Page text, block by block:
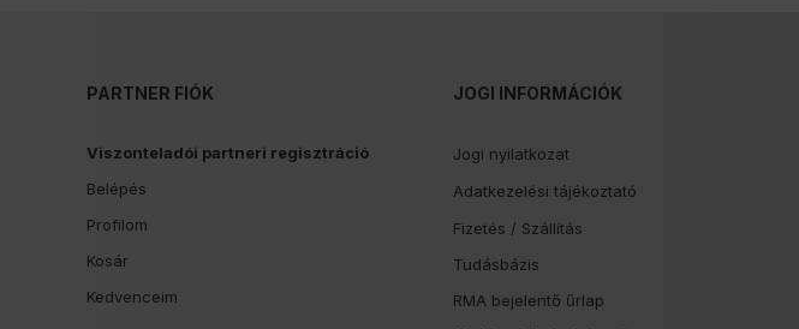
PARTNER FIÓK
Viszonteladói partneri regisztráció
Belépés
Profilom
Kosár
Kedvenceim
JOGI INFORMÁCIÓK
Jogi nyilatkozat
Adatkezelési tájékoztató
Fizetés / Szállítás
Tudásbázis
RMA bejelentő űrlap